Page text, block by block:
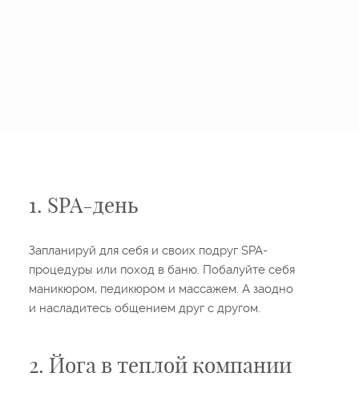
1. SPA-день
Запланируй для себя и своих подруг SPA-
процедуры или поход в баню. Побалуйте себя
маникюром, педикюром и массажем. А заодно
и насладитесь общением друг с другом.
2. Йога в теплой компании